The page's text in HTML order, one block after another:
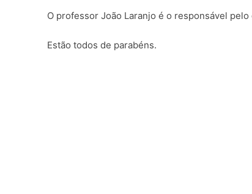
O professor João Laranjo é o responsável
Estão todos de parabéns.